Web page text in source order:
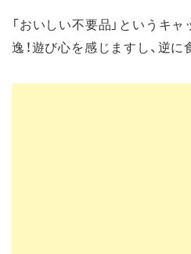
「おいしい不要品」というキ
逸！遊び心を感じますし、逆に